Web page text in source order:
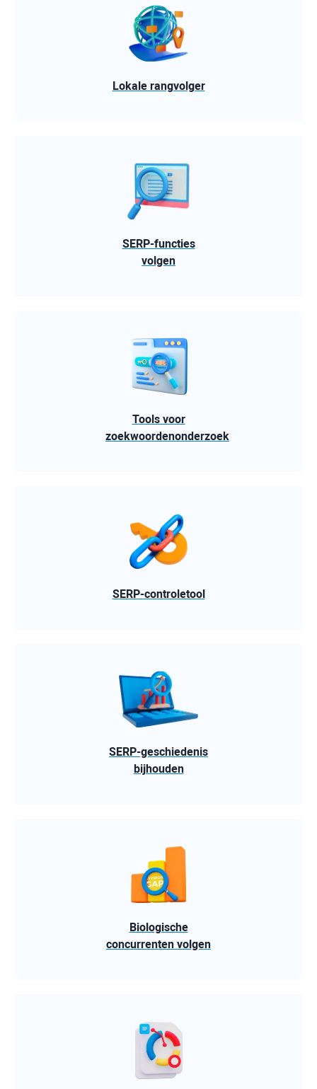
Lokale rangvolger
SERP-functies
volgen
Tools voor
zoekwoordenonderzoek
SERP-controletool
SERP-geschiedenis
bijhouden
Biologische
concurrenten volgen